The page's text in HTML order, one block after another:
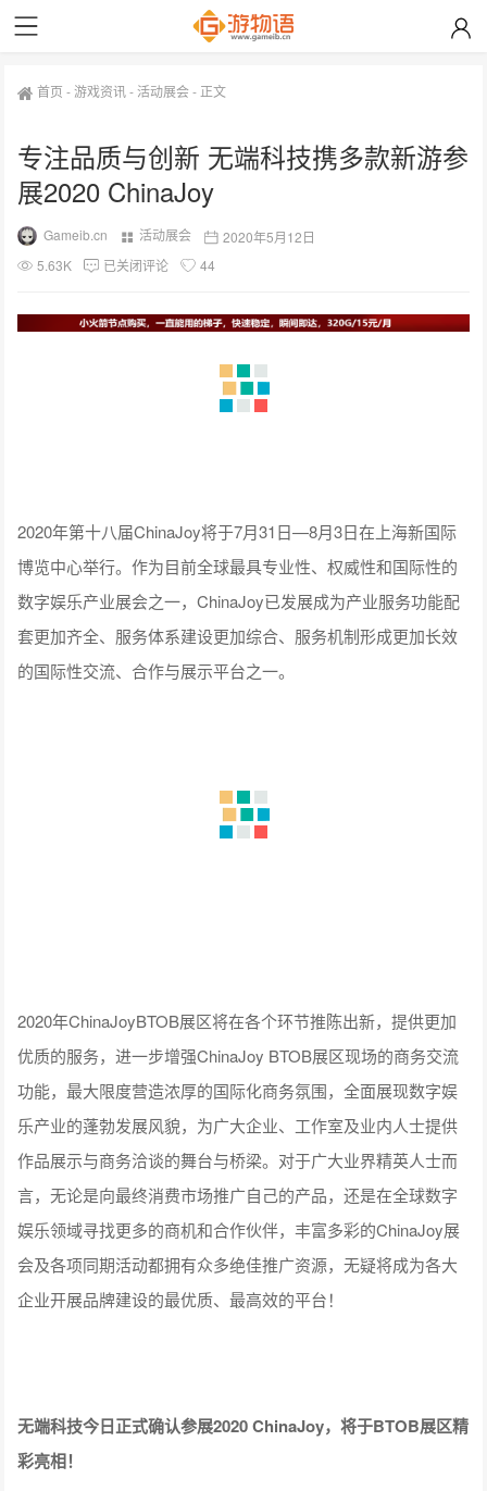
首页 -游戏资讯-活动展会- 正文
专注品质与创新 无端科技携多款新游参
展2020 ChinaJoy
Gameib.cn 活动展会
2020年5月12日
5.63K
已关闭评论 44
2020年第十八届ChinaJoy将于7月31日—8月3日在上海新国际
博览中心举行。作为目前全球最具专业性、权威性和国际性的
数字娱乐产业展会之一，ChinaJoy已发展成为产业服务功能配
套更加齐全、服务体系建设更加综合、服务机制形成更加长效
的国际性交流、合作与展示平台之一。
2020年ChinaJoyBTOB展区将在各个环节推陈出新，提供更加
优质的服务，进一步增强ChinaJoy BTOB展区现场的商务交流
功能，最大限度营造浓厚的国际化商务氛围，全面展现数字娱
乐产业的蓬勃发展风貌，为广大企业、工作室及业内人士提供
作品展示与商务洽谈的舞台与桥梁。对于广大业界精英人士而
言，无论是向最终消费市场推广自己的产品，还是在全球数字
娱乐领域寻找更多的商机和合作伙伴，丰富多彩的ChinaJoy展
会及各项同期活动都拥有众多绝佳推广资源，无疑将成为各大
企业开展品牌建设的最优质、最高效的平台！
无端科技今日正式确认参展2020 ChinaJoy，将于BTOB展区精
彩亮相！